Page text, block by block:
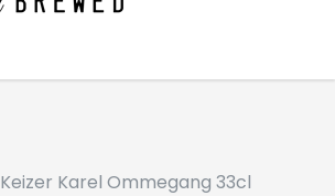
Keizer Karel Ommegang 33cl